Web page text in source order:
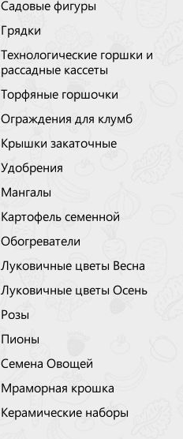
Садовые фигуры
Грядки
Технологические горшки и
рассадные кассеты
Торфяные горшочки
Ограждения для клумб
Крышки закаточные
Удобрения
Мангалы
Картофель семенной
Обогреватели
Луковичные цветы Весна
Луковичные цветы Осень
Розы
Пионы
Семена Овощей
Мраморная крошка
Керамические наборы